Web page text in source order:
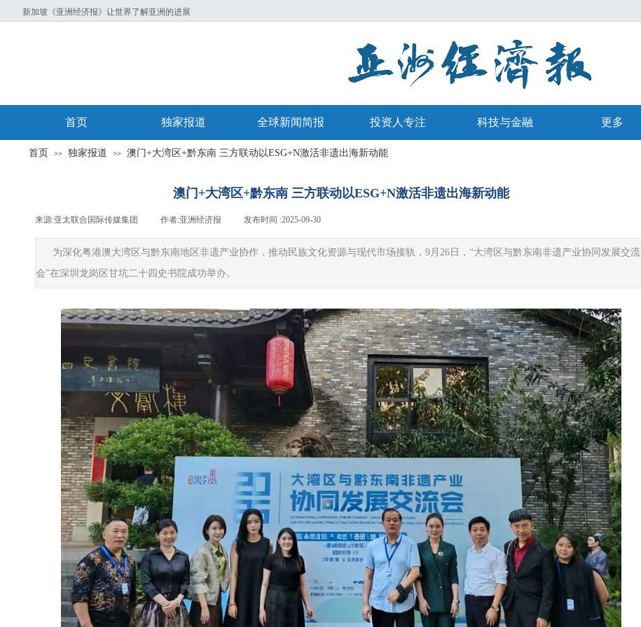
新加坡《亚洲经济报》让世界了解亚洲的进展
首页 独家报道 全球新闻简报 投资人专注 科技与金融 更多
首页 >> 独家报道 >> 澳门+大湾区+黔东南 三方联动以ESG+N激活非遗出海新动能
澳门+大湾区+黔东南 三方联动以ESG+N激活非遗出海新动能
来源:亚太联合国际传媒集团 作者:亚洲经济报 发布时间 :2025-09-30
为深化粤港澳大湾区与黔东南地区非遗产业协作，推动民族文化资源与现代市场接轨，9月26日，“大湾区与黔东南非遗产业协同发展交流
会”在深圳龙岗区甘坑二十四史书院成功举办。